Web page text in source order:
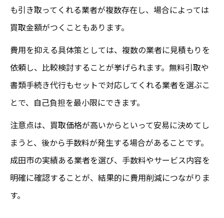
も引き取ってくれる業者が複数存在し、場合によっては
買取金額がつくこともあります。
費用を抑える具体策としては、複数の業者に見積もりを
依頼し、比較検討することが挙げられます。無料引取や
書類手続き代行もセットで対応してくれる業者を選ぶこ
とで、自己負担を最小限にできます。
注意点は、買取価格が高いからといって安易に決めてし
まうと、後から手数料が発生する場合があることです。
成田市の実績ある業者を選び、手数料やサービス内容を
明確に確認することが、結果的に費用削減につながりま
す。